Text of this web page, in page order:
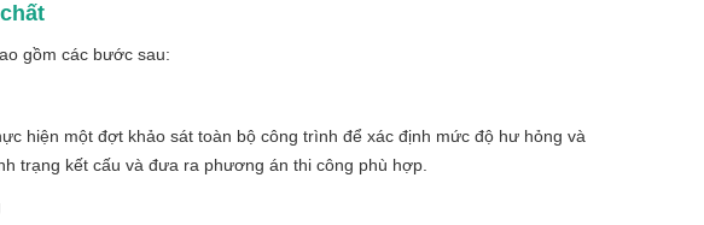
gồm các bước sau:
hiện một đợt khảo sát toàn bộ công trình để xác định mức độ hư hỏng và
trạng kết cấu và đưa ra phương án thi công phù hợp.